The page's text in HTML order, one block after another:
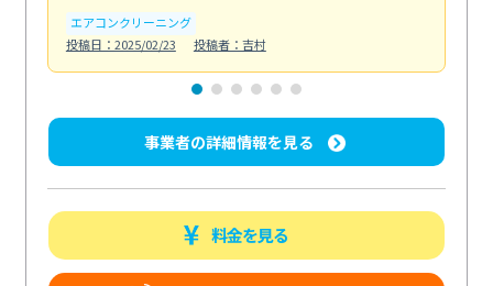
エアコンクリーニング
投稿日：2025/02/23
投稿者：吉村
事業者の詳細情報を見る
料金を見る